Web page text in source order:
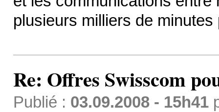
plusieurs milliers de
Re: Offres Swisscom
Publié : 03.09.2008 - 15h41